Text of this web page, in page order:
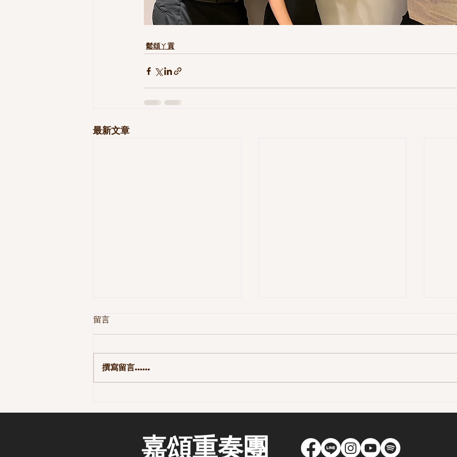
鬆頌ㄚ貢
最新文章
現的事
街區 - 老嘉義人口中的二通
第一
留言
撰寫留言......
嘉頌重奏團